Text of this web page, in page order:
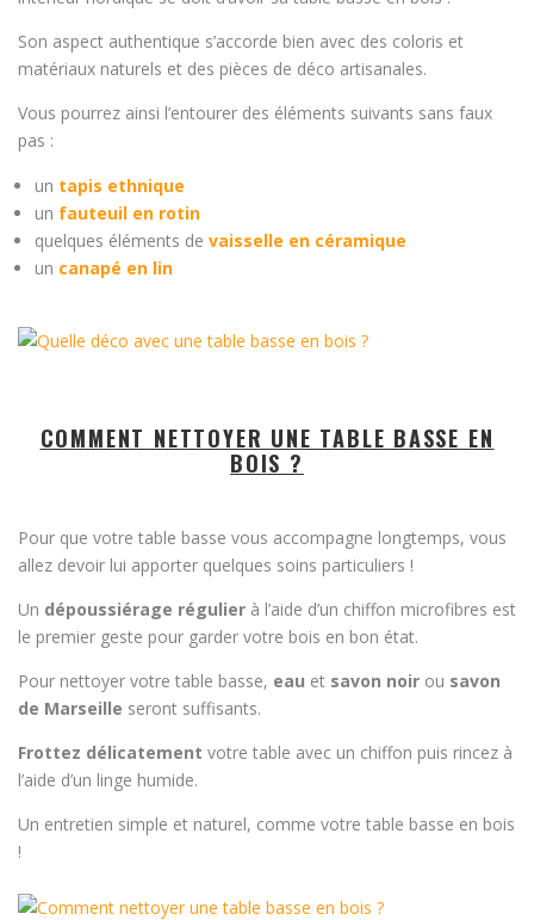
Son aspect authentique s’accorde bien avec des coloris et
matériaux naturels et des pièces de déco artisanales.
Vous pourrez ainsi l’entourer des éléments suivants sans faux
pas :
un tapis ethnique
un fauteuil en rotin
quelques éléments de vaisselle en céramique
un canapé en lin
COMMENT NETTOYER UNE TABLE BASSE EN
BOIS ?
Pour que votre table basse vous accompagne longtemps, vous
allez devoir lui apporter quelques soins particuliers !
Un dépoussiérage régulier à l’aide d’un chiffon microfibres est
le premier geste pour garder votre bois en bon état.
Pour nettoyer votre table basse, eau et savon noir ou savon
de Marseille seront suffisants.
Frottez délicatement votre table avec un chiffon puis rincez à
l’aide d’un linge humide.
Un entretien simple et naturel, comme votre table basse en bois
!